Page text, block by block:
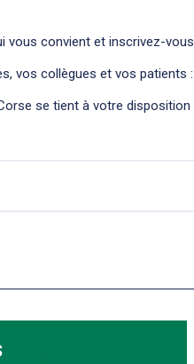
vous convient et inscrivez-
vos collègues et vos patients
se tient à votre